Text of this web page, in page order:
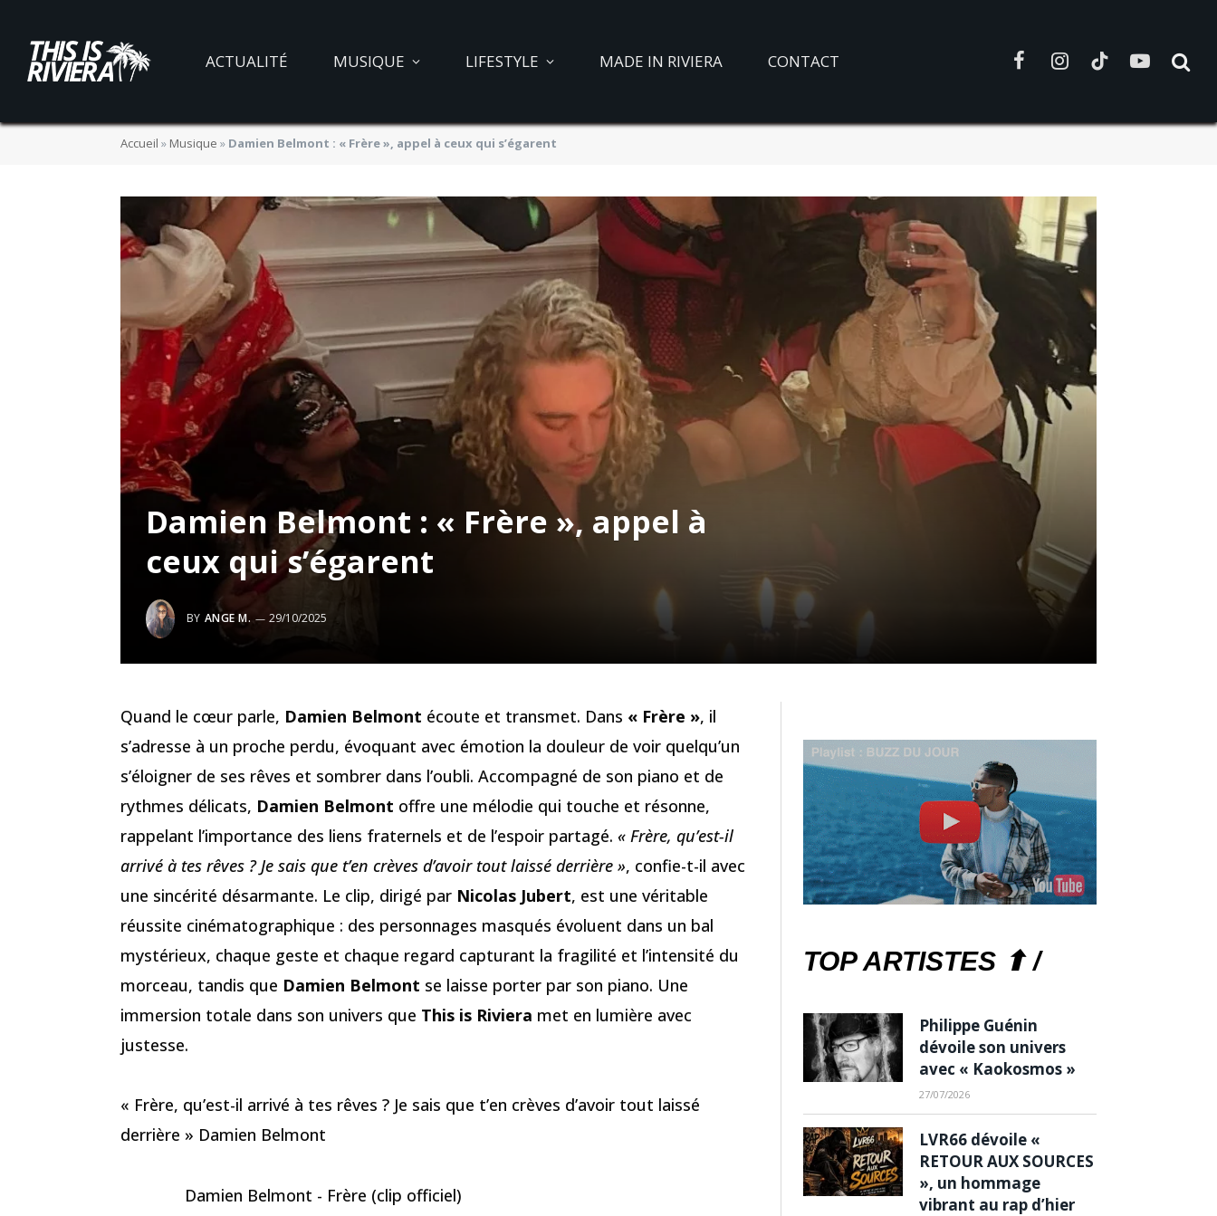
ACTUALITÉ MUSIQUE LIFESTYLE MADE IN RIVIERA CONTACT FacebookInstagramTikTokYouTube
Accueil » Musique » Damien Belmont : « Frère », appel à ceux qui s’égarent
Damien Belmont : « Frère », appel à
ceux qui s’égarent
BY ANGE M. 29/10/2025
Quand le cœur parle, Damien Belmont écoute et transmet. Dans « Frère », il
s’adresse à un proche perdu, évoquant avec émotion la douleur de voir quelqu’un
s’éloigner de ses rêves et sombrer dans l’oubli. Accompagné de son piano et de
rythmes délicats, Damien Belmont offre une mélodie qui touche et résonne,
rappelant l’importance des liens fraternels et de l’espoir partagé. « Frère, qu’est-il
arrivé à tes rêves ? Je sais que t’en crèves d’avoir tout laissé derrière », confie-t-il avec
une sincérité désarmante. Le clip, dirigé par Nicolas Jubert, est une véritable
réussite cinématographique : des personnages masqués évoluent dans un bal
mystérieux, chaque geste et chaque regard capturant la fragilité et l’intensité du
morceau, tandis que Damien Belmont se laisse porter par son piano. Une
immersion totale dans son univers que This is Riviera met en lumière avec
justesse.
« Frère, qu’est-il arrivé à tes rêves ? Je sais que t’en crèves d’avoir tout laissé
derrière » Damien Belmont
Damien Belmont - Frère (clip officiel)
TOP ARTISTES ⬆ /
Philippe Guénin
dévoile son univers
avec « Kaokosmos »
27/07/2026
LVR66 dévoile «
RETOUR AUX SOURCES
», un hommage
vibrant au rap d’hier